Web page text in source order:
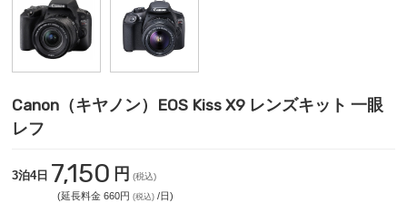
Canon（キヤノン）EOS Kiss X9 レンズキット 一眼
レフ
3泊4日 7,150 円 (税込)
(延長料金 660円(税込) /日)